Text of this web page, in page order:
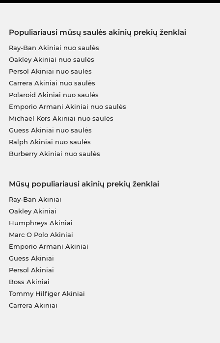
Populiariausi mūsų saulės akinių prekių ženklai
Ray-Ban Akiniai nuo saulės
Oakley Akiniai nuo saulės
Persol Akiniai nuo saulės
Carrera Akiniai nuo saulės
Polaroid Akiniai nuo saulės
Emporio Armani Akiniai nuo saulės
Michael Kors Akiniai nuo saulės
Guess Akiniai nuo saulės
Ralph Akiniai nuo saulės
Burberry Akiniai nuo saulės
Mūsų populiariausi akinių prekių ženklai
Ray-Ban Akiniai
Oakley Akiniai
Humphreys Akiniai
Marc O Polo Akiniai
Emporio Armani Akiniai
Guess Akiniai
Persol Akiniai
Boss Akiniai
Tommy Hilfiger Akiniai
Carrera Akiniai